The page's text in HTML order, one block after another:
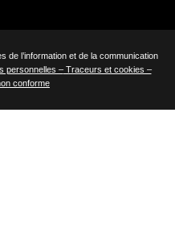
l’information et de la communication
personnelles –Traceurs et cookies –
conforme